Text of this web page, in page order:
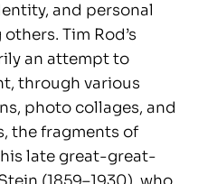
and personal
Tim Rod’s
an attempt to
through various
photo collages, and
the fragments of
late great-great-